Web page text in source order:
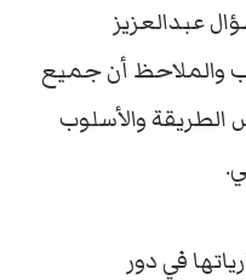
عبدالعزيز
والملاحظ أن جميع
والأسلوب
في دور